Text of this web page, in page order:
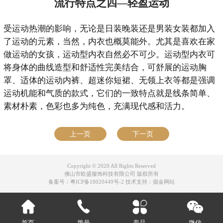
流行特点之四—轻盈运动
受运动热潮的影响，无论是日装晚装还是男装女装都加入
了运动的元素，当然，内衣也概莫能外。尤其是喜欢在家
做运动的女孩，运动型内衣自然必不可少。运动型内衣可
将身体的曲线造型和舒适性完美结合，可舒展的运动胸
罩、适体的运动内裤、超迷你短裙、无领上衣等都是强调
运动机能和气质的款式，它们的一致特点就是线条简单、
素材朴素，色彩也多为纯色，充满现代感和活力。
上一页 下一页
Copyright © 2020 All Rights Reserved
佛山市欧盛服饰科技有限公司 版权所有
备案号：粤ICP备18020449号-2 技术支持： 掘金网站